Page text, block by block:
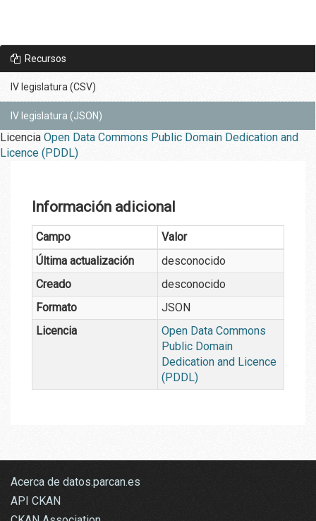
Recursos
IV legislatura (CSV)
IV legislatura (JSON)
Licencia Open Data Commons Public Domain Dedication and
Licence (PDDL)
Información adicional
Campo
Valor
Última actualización
desconocido
Creado
desconocido
Formato
JSON
Licencia
Open Data Commons
Public Domain
Dedication and Licence
(PDDL)
Acerca de datos.parcan.es
API CKAN